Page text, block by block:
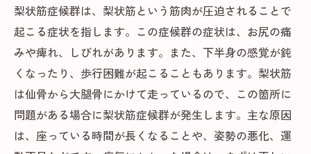
梨状筋症候群は、梨状筋という筋肉が圧迫されることで
起こる症状を指します。この症候群の症状は、お尻の痛
みや痺れ、しびれがあります。また、下半身の感覚が鈍
くなったり、歩行困難が起こることもあります。梨状筋
は仙骨から大腿骨にかけて走っているので、この箇所に
問題がある場合に梨状筋症候群が発生します。主な原因
は、座っている時間が長くなることや、姿勢の悪化、運